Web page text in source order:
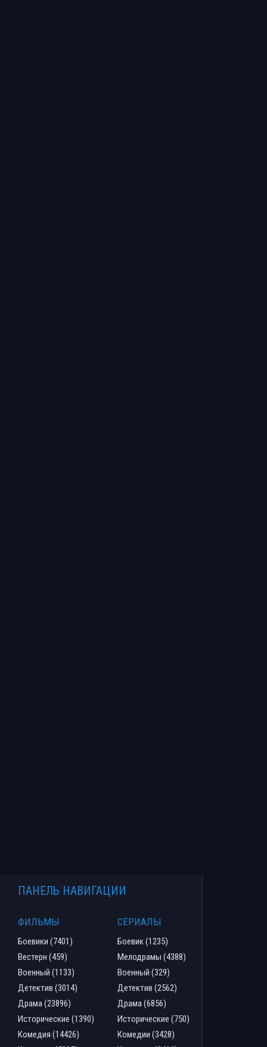
ПАНЕЛЬ НАВИГАЦИИ
ФИЛЬМЫ
Боевики (7401)
Вестерн (459)
Военный (1133)
Детектив (3014)
Драма (23896)
Исторические (1390)
Комедия (14426)
СЕРИАЛЫ
Боевик (1235)
Мелодрамы (4388)
Военный (329)
Детектив (2562)
Драма (6856)
Исторические (750)
Комедии (3428)